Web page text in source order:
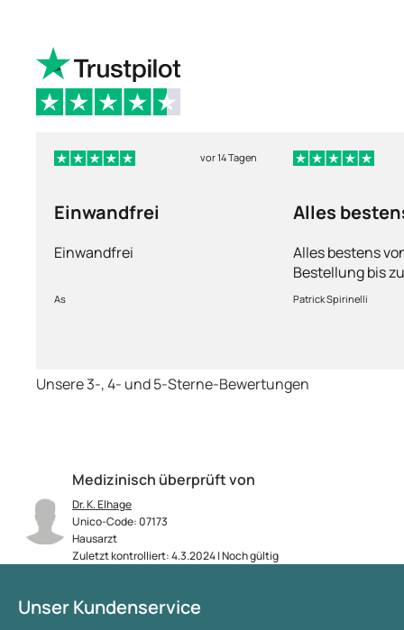
Medizinisch überprüft von
Dr. K. Elhage
Unico-Code: 07173
Hausarzt
Zuletzt kontrolliert: 4.3.2024 | Noch gültig
vor 14 Tagen
Einwandfrei
Einwandfrei
As
Alles
Alles bestens
Bestellung bis
Ware sorgfältig
schnelle
Patrick Spirinelli
Unsere 3-, 4- und 5-Sterne-Bewertungen
Unser Kundenservice